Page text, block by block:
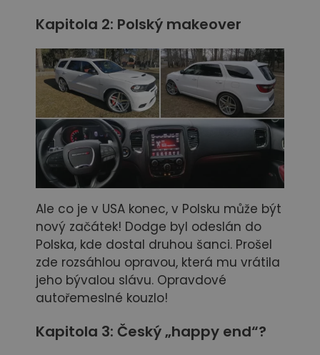
Kapitola 2: Polský makeover
Ale co je v USA konec, v Polsku může být
nový začátek! Dodge byl odeslán do
Polska, kde dostal druhou šanci. Prošel
zde rozsáhlou opravou, která mu vrátila
jeho bývalou slávu. Opravdové
autořemeslné kouzlo!
Kapitola 3: Český „happy end“?